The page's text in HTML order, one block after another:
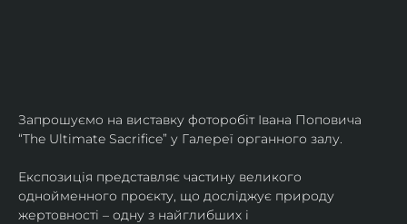
Запрошуємо на виставку фоторобіт Івана Поповича
“The Ultimate Sacrifice” у Галереї органного залу.
Експозиція представляє частину великого
однойменного проєкту, що досліджує природу
жертовності – одну з найглибших і